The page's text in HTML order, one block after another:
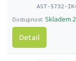
AST-5732-
Skladem
Detail